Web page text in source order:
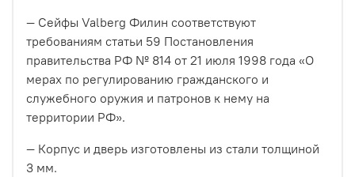
— Сейфы Valberg Филин соответствуют
требованиям статьи 59 Постановления
правительства РФ № 814 от 21 июля 1998 года «О
мерах по регулированию гражданского и
служебного оружия и патронов к нему на
территории РФ».
— Корпус и дверь изготовлены из стали толщиной
3 мм.